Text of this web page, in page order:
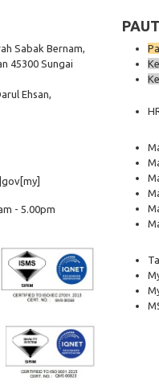
Sabak Bernam,
45300 Sungai
Ehsan,
- 5.00pm